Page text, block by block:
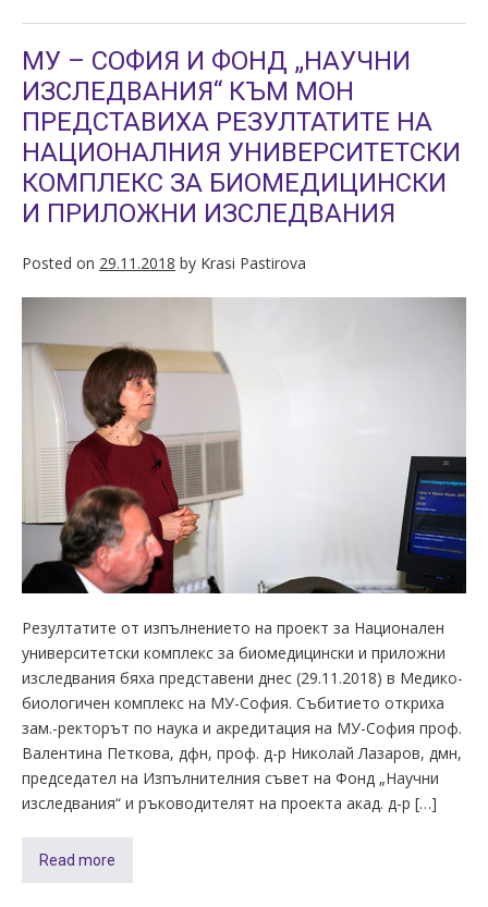
МУ – СОФИЯ И ФОНД „НАУЧНИ
ИЗСЛЕДВАНИЯ“ КЪМ МОН
ПРЕДСТАВИХА РЕЗУЛТАТИТЕ НА
НАЦИОНАЛНИЯ УНИВЕРСИТЕТСКИ
КОМПЛЕКС ЗА БИОМЕДИЦИНСКИ
И ПРИЛОЖНИ ИЗСЛЕДВАНИЯ
Posted on 29.11.2018 by Krasi Pastirova
Резултатите от изпълнението на проект за Национален
университетски комплекс за биомедицински и приложни
изследвания бяха представени днес (29.11.2018) в Медико-
биологичен комплекс на МУ-София. Събитието откриха
зам.-ректорът по наука и акредитация на МУ-София проф.
Валентина Петкова, дфн, проф. д-р Николай Лазаров, дмн,
председател на Изпълнителния съвет на Фонд „Научни
изследвания“ и ръководителят на проекта акад. д-р […]
Read more